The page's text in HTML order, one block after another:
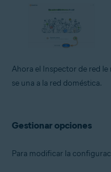
Ahora el Inspector de red
se una a la red doméstica.
Gestionar opciones
Para modificar la